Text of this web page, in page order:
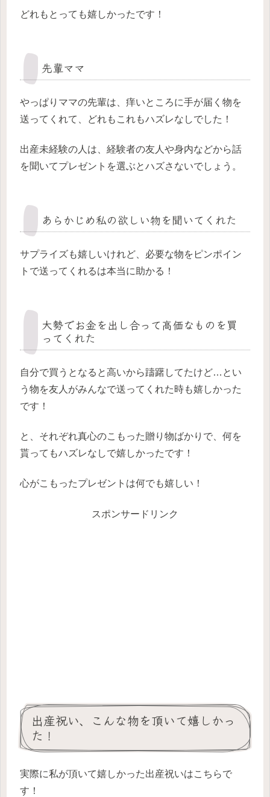
どれもとっても嬉しかったです！
先輩ママ
やっぱりママの先輩は、痒いところに手が届く物を
送ってくれて、どれもこれもハズレなしでした！
出産未経験の人は、経験者の友人や身内などから話
を聞いてプレゼントを選ぶとハズさないでしょう。
あらかじめ私の欲しい物を聞いてくれた
サプライズも嬉しいけれど、必要な物をピンポイン
トで送ってくれるは本当に助かる！
大勢でお金を出し合って高価なものを買
ってくれた
自分で買うとなると高いから躊躇してたけど…とい
う物を友人がみんなで送ってくれた時も嬉しかった
です！
と、それぞれ真心のこもった贈り物ばかりで、何を
貰ってもハズレなしで嬉しかったです！
心がこもったプレゼントは何でも嬉しい！
スポンサードリンク
出産祝い、こんな物を頂いて嬉しかっ
た！
実際に私が頂いて嬉しかった出産祝いはこちらで
す！